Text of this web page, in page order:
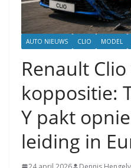
AUTO NIEUWS CLIO MODEL
Renault
koppositie:
Y pakt
leiding in